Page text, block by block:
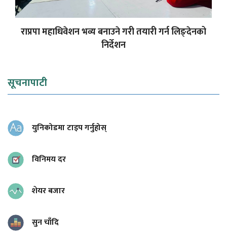
राप्रपा महाधिवेशन भव्य बनाउने गरी तयारी गर्न लिङ्देनको
निर्देशन
सूचनापाटी
युनिकोडमा टाइप गर्नुहोस्
विनिमय दर
शेयर बजार
सुन चाँदि